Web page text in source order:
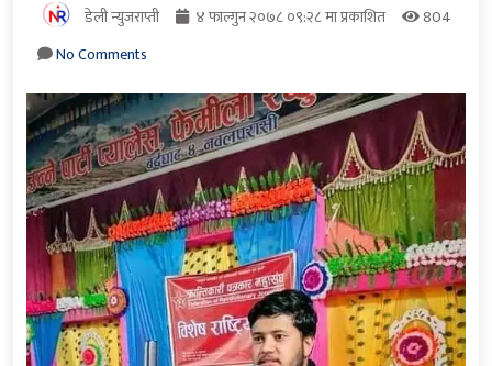
डेली न्युजराप्ती ४ फाल्गुन २०७८ ०९:२८ मा प्रकाशित
804
No Comments